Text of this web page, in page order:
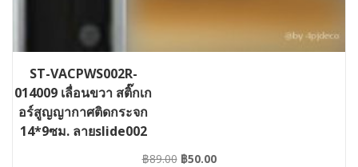
ST-VACPWS002R-
014009 เลื่อนขวา สติ๊กเก
อร์สูญญากาศติดกระจก
14*9ซม. ลายslide002
฿89.00 Original
฿50.00Current